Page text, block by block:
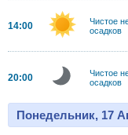
14:00
Чистое
осадков
20:00
Чистое
осадков
Понедельник, 17